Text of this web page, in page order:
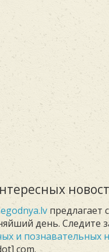
предлагает
день. Следите
и познавательных
com.